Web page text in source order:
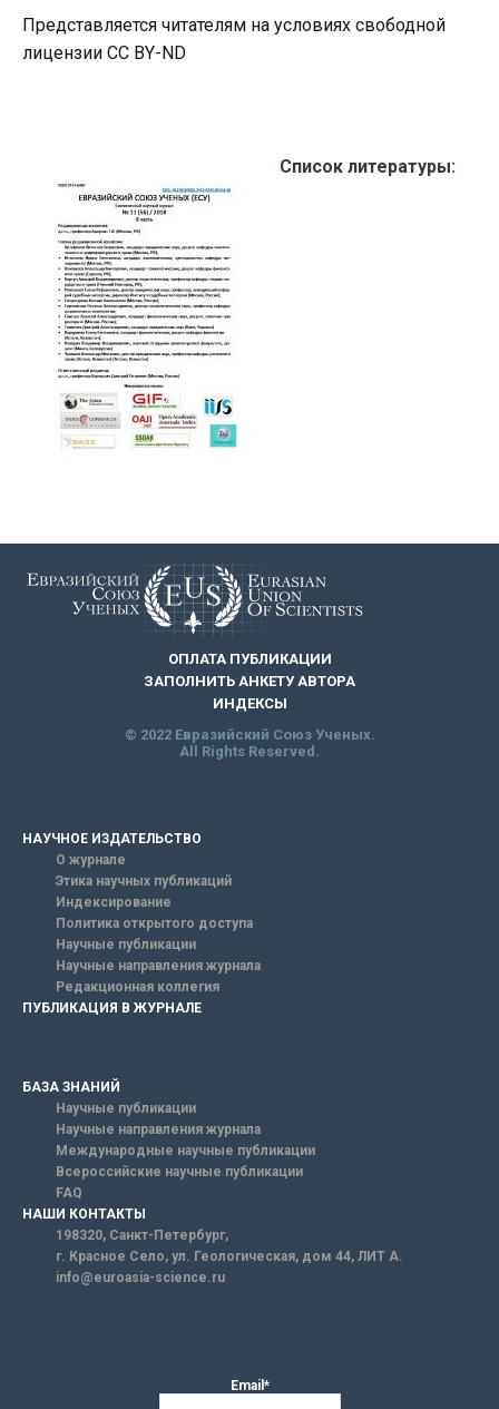
Представляется читателям на условиях свободной
лицензии CC BY-ND
Список литературы:
ОПЛАТА ПУБЛИКАЦИИ
ЗАПОЛНИТЬ АНКЕТУ АВТОРА
ИНДЕКСЫ
© 2022 Евразийский Союз Ученых.
All Rights Reserved.
НАУЧНОЕ ИЗДАТЕЛЬСТВО
О журнале
Этика научных публикаций
Индексирование
Политика открытого доступа
Научные публикации
Научные направления журнала
Редакционная коллегия
ПУБЛИКАЦИЯ В ЖУРНАЛЕ
БАЗА ЗНАНИЙ
Научные публикации
Научные направления журнала
Международные научные публикации
Всероссийские научные публикации
FAQ
НАШИ КОНТАКТЫ
198320, Санкт-Петербург,
г. Красное Село, ул. Геологическая, дом 44, ЛИТ А.
info@euroasia-science.ru
Email*